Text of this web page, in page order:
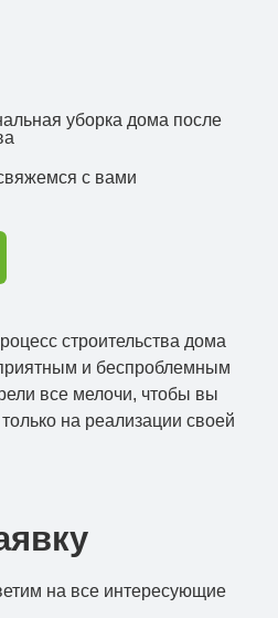
уборка дома после
с вами
строительства дома
и беспроблемным
все мелочи, чтобы вы
на реализации своей
на все интересующие